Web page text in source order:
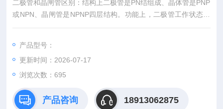
二极管和晶闸管区别：结构上二极管是PN结组成、晶体管是PNP
或NPN、晶闸管是NPNP四层结构。功能上，二极管工作状态：
正向导通、反向不导通、反向击穿。晶闸管工作状态：反阻止状
低，故而市场应用远高于晶闸管，晶闸管 for 交流、大电流等应
用场景也偏工业。西玛WESTCODE可控硅平板型晶闸管全系列
产品型号：
更新时间：2026-07-17
浏览次数：695
产品咨询 18913062875